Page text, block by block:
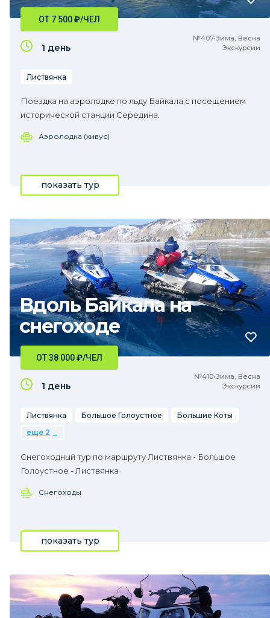
№407•Зима, Весна
Экскурсии
ОТ 7 500₽/ЧЕЛ
1 день
Листвянка
Поездка на аэролодке по льду Байкала с посещением
исторической станции Середина.
Аэролодка (хивус)
показать тур
Вдоль Байкала на
снегоходе
№410•Зима, Весна
Экскурсии
ОТ 38 000₽/ЧЕЛ
1 день
Листвянка Большое Голоустное
Большие Коты
еще 2
Снегоходный тур по маршруту Листвянка - Большое
Голоустное - Листвянка
Снегоходы
показать тур